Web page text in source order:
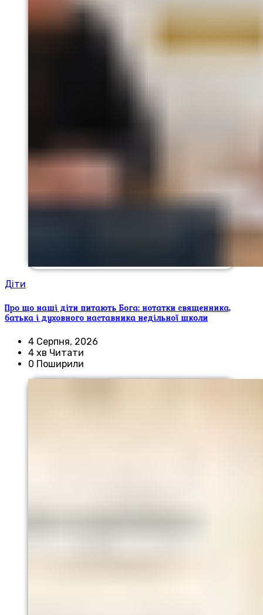
Діти
Про що наші діти питають Бога: нотатки священника,
батька і духовного наставника недільної школи
4 Серпня, 2026
4 хв Читати
0 Поширили